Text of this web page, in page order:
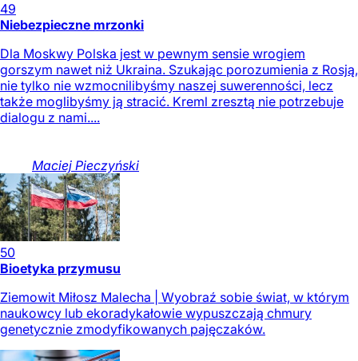
49
Niebezpieczne mrzonki
Dla Moskwy Polska jest w pewnym sensie wrogiem
gorszym nawet niż Ukraina. Szukając porozumienia z Rosją,
nie tylko nie wzmocnilibyśmy naszej suwerenności, lecz
także moglibyśmy ją stracić. Kreml zresztą nie potrzebuje
dialogu z nami....
Maciej Pieczyński
50
Bioetyka przymusu
Ziemowit Miłosz Malecha | Wyobraź sobie świat, w którym
naukowcy lub ekoradykałowie wypuszczają chmury
genetycznie zmodyfikowanych pajęczaków.